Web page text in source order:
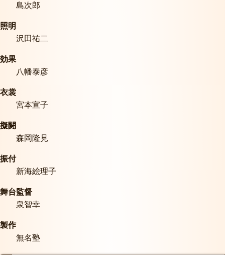
島次郎
照明
沢田祐二
効果
八幡泰彦
衣裳
宮本宣子
擬闘
森岡隆見
振付
新海絵理子
舞台監督
泉智幸
製作
無名塾